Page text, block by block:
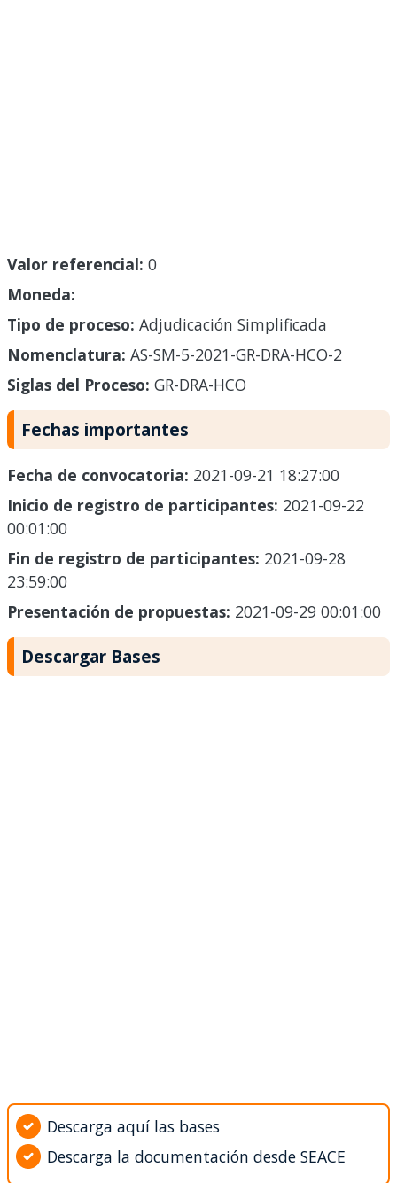
Valor referencial: 0
Moneda:
Tipo de proceso: Adjudicación Simplificada
Nomenclatura: AS-SM-5-2021-GR-DRA-HCO-2
Siglas del Proceso: GR-DRA-HCO
Fechas importantes
Fecha de convocatoria: 2021-09-21 18:27:00
Inicio de registro de participantes: 2021-09-22
00:01:00
Fin de registro de participantes: 2021-09-28
23:59:00
Presentación de propuestas: 2021-09-29 00:01:00
Descargar Bases
Descarga aquí las bases
Descarga la documentación desde SEACE